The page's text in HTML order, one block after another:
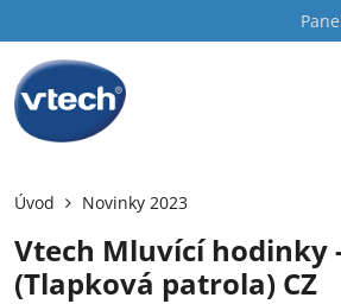
Úvod Novinky 2023
Vtech Mluvící hodinky
(Tlapková patrola) CZ